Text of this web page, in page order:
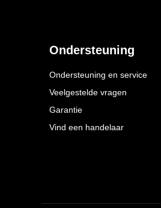
Ondersteuning
Ondersteuning en service
Veelgestelde vragen
Garantie
Vind een handelaar